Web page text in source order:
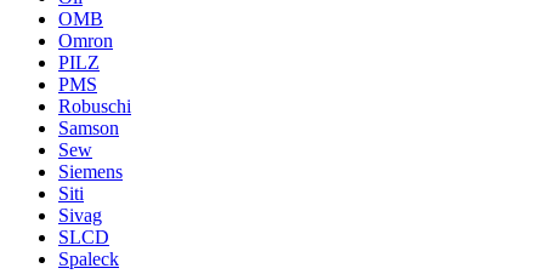
OMB
Omron
PILZ
PMS
Robuschi
Samson
Sew
Siemens
Siti
Sivag
SLCD
Spaleck